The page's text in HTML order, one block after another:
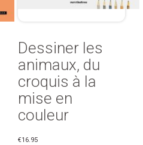
Dessiner les
animaux, du
croquis à la
mise en
couleur
€16.95